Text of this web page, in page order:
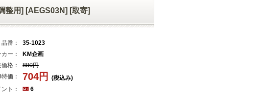
整用] [AEGS03N] [取寄]
品番：
35-1023
ー：
KM企画
格：
880円
価：
704円
(税込み)
ト：
6